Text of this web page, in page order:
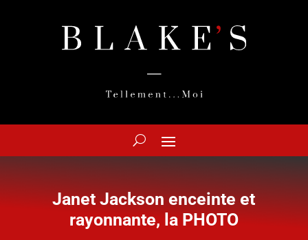
Janet Jackson enceinte et
rayonnante, la PHOTO